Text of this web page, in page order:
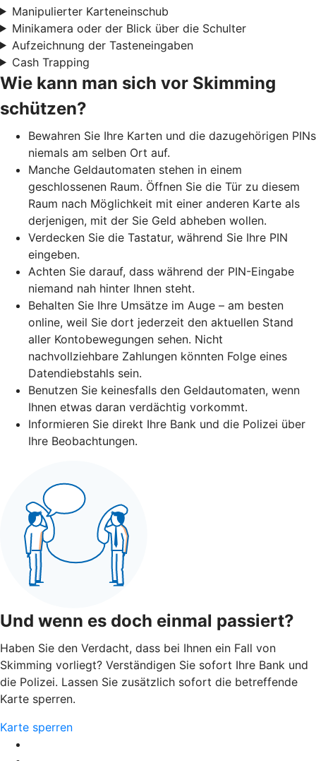
Manipulierter Karteneinschub
Minikamera oder der Blick über die Schulter
Aufzeichnung der Tasteneingaben
Cash Trapping
Wie kann man sich vor Skimming
schützen?
Bewahren Sie Ihre Karten und die dazugehörigen PINs
niemals am selben Ort auf.
Manche Geldautomaten stehen in einem
geschlossenen Raum. Öffnen Sie die Tür zu diesem
Raum nach Möglichkeit mit einer anderen Karte als
derjenigen, mit der Sie Geld abheben wollen.
Verdecken Sie die Tastatur, während Sie Ihre PIN
eingeben.
Achten Sie darauf, dass während der PIN-Eingabe
niemand nah hinter Ihnen steht.
Behalten Sie Ihre Umsätze im Auge – am besten
online, weil Sie dort jederzeit den aktuellen Stand
aller Kontobewegungen sehen. Nicht
nachvollziehbare Zahlungen könnten Folge eines
Datendiebstahls sein.
Benutzen Sie keinesfalls den Geldautomaten, wenn
Ihnen etwas daran verdächtig vorkommt.
Informieren Sie direkt Ihre Bank und die Polizei über
Ihre Beobachtungen.
Und wenn es doch einmal passiert?
Haben Sie den Verdacht, dass bei Ihnen ein Fall von
Skimming vorliegt? Verständigen Sie sofort Ihre Bank und
die Polizei. Lassen Sie zusätzlich sofort die betreffende
Karte sperren.
Karte sperren